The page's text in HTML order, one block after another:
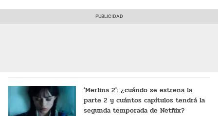
'Merlina 2': ¿cuándo se estrena la
parte 2 y cuántos capítulos tendrá la
segunda temporada de Netflix?